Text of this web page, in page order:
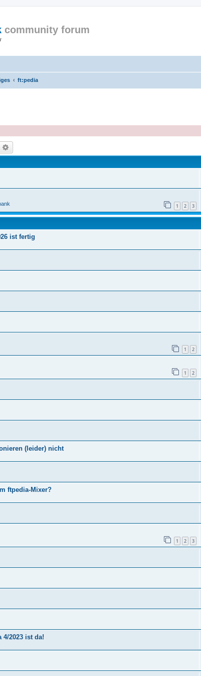
community forum
ft:pedia
Suche
1 2 3
ist fertig
1 2
1 2
(leider) nicht
ftpedia-Mixer?
1 2 3
2023 ist da!